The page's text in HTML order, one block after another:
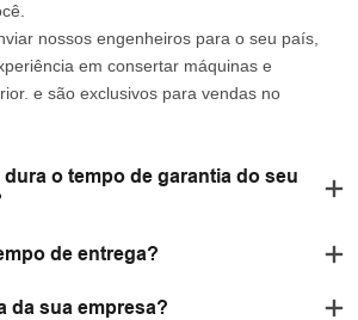
nossos engenheiros para o seu país,
em consertar máquinas e
e são exclusivos para vendas no
o tempo de garantia do seu
de entrega?
da sua empresa?